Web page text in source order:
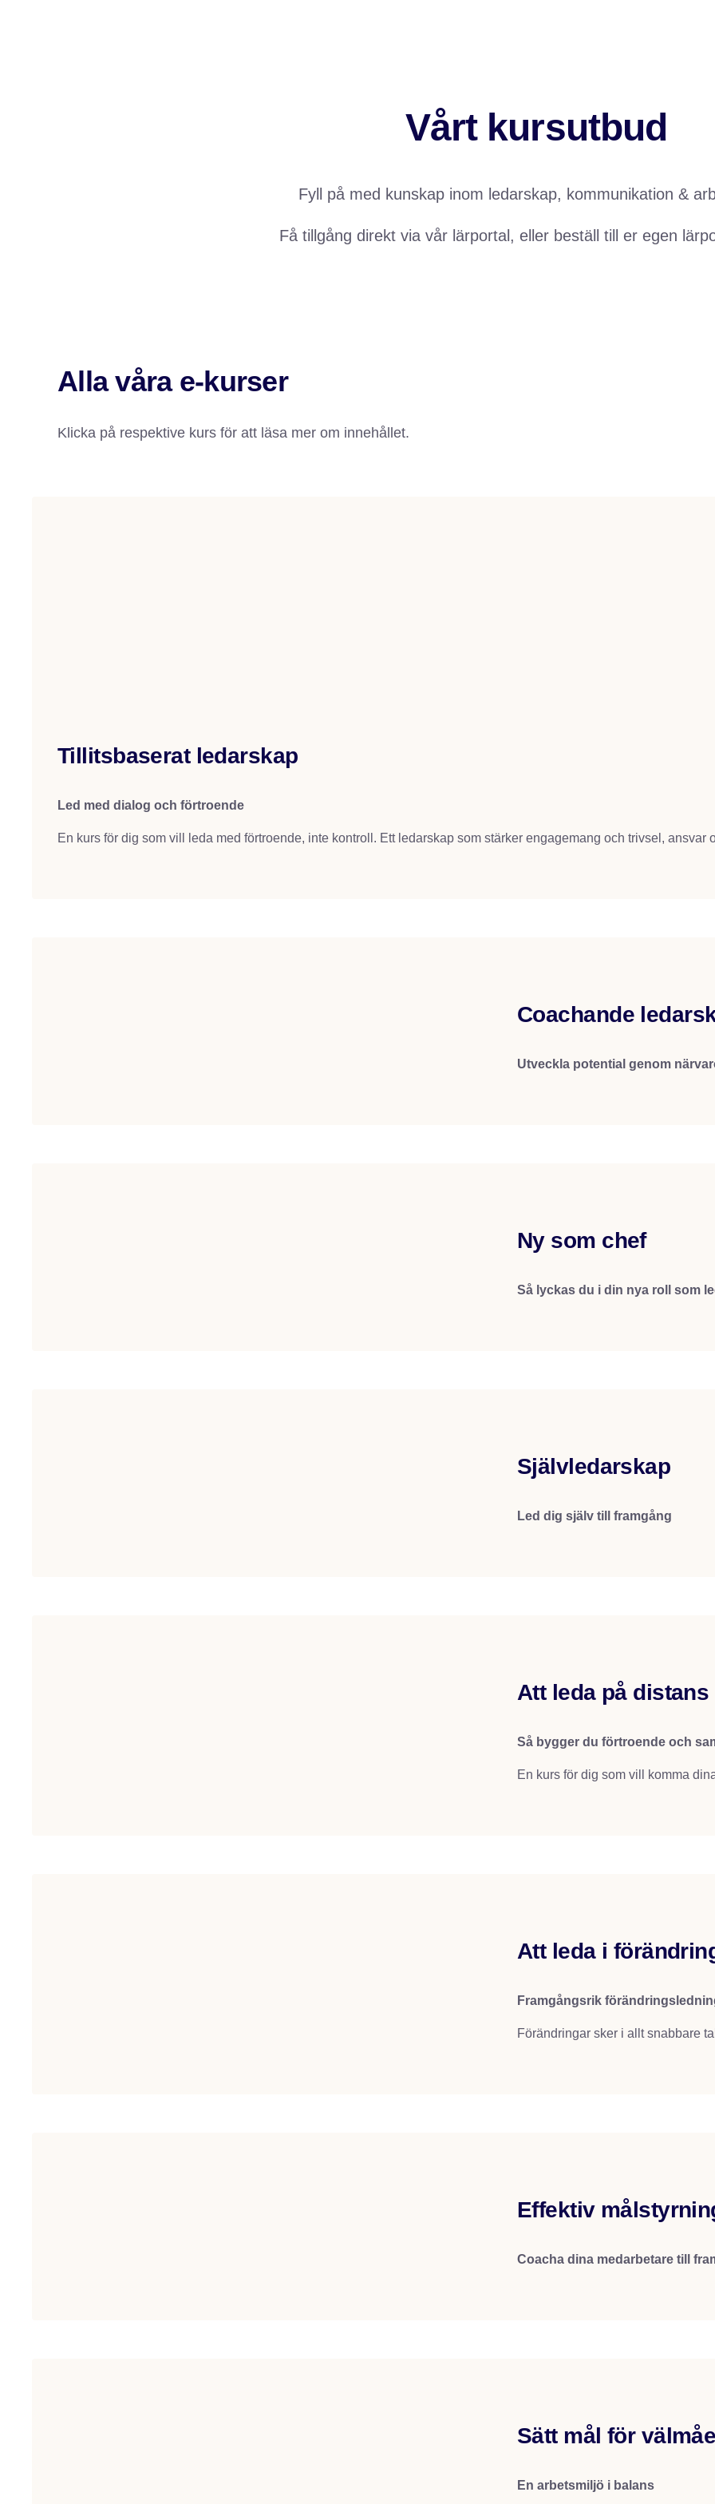
Vårt kursutbud
Fyll på med kunskap inom ledarskap, kommunikation &
Få tillgång direkt via vår lärportal, eller beställ till er egen
Alla våra e-kurser
Klicka på respektive kurs för att läsa mer om innehållet.
Tillitsbaserat ledarskap
Led med dialog och förtroende
En kurs för dig som vill leda med förtroende, inte kontroll. Ett ledarskap som stärker engagemang och trivsel, ansvar
Coachande
Utveckla potential genom
Ny som chef
Så lyckas du i din nya roll som
Självledarskap
Led dig själv till framgång
Att leda på distans
Så bygger du förtroende och
En kurs för dig som vill komma
Att leda i
Framgångsrik
Förändringar sker i allt snabbare
Effektiv
Coacha dina medarbetare till
Sätt mål för
En arbetsmiljö i balans